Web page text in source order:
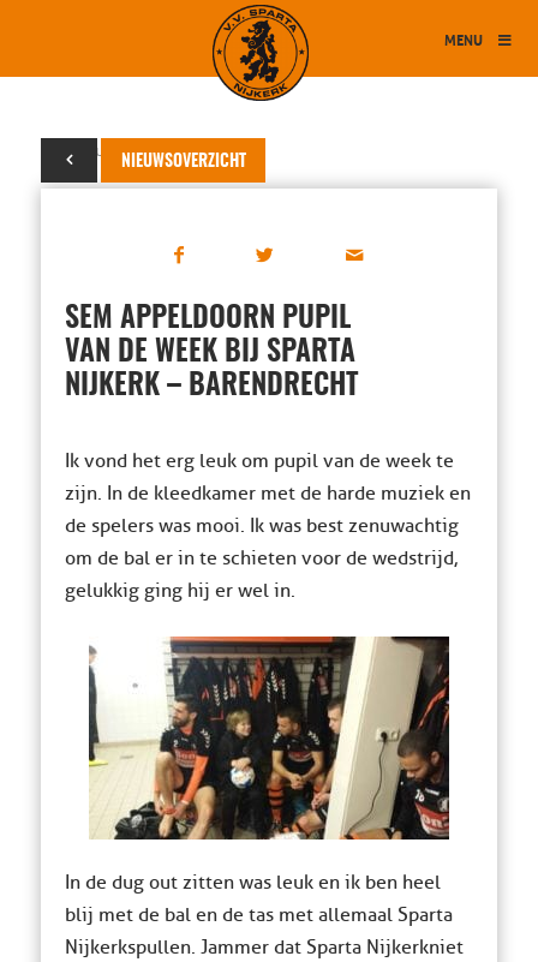
MENU
NIEUWSOVERZICHT
17 februari 2015
SEM APPELDOORN PUPIL
VAN DE WEEK BIJ SPARTA
NIJKERK – BARENDRECHT
Ik vond het erg leuk om pupil van de week te
zijn. In de kleedkamer met de harde muziek en
de spelers was mooi. Ik was best zenuwachtig
om de bal er in te schieten voor de wedstrijd,
gelukkig ging hij er wel in.
In de dug out zitten was leuk en ik ben heel
blij met de bal en de tas met allemaal Sparta
Nijkerk spullen. Jammer dat Sparta Nijkerk niet